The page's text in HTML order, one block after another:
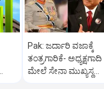
Pak: ಜರ್ದಾರಿ ವಜಾಕ್ಕೆ
ತಂತ್ರಗಾರಿಕೆ- ಅಧ್ಯಕ್ಷಗಾದಿ
ಮೇಲೆ ಸೇನಾ ಮುಖ್ಯಸ್ಥ